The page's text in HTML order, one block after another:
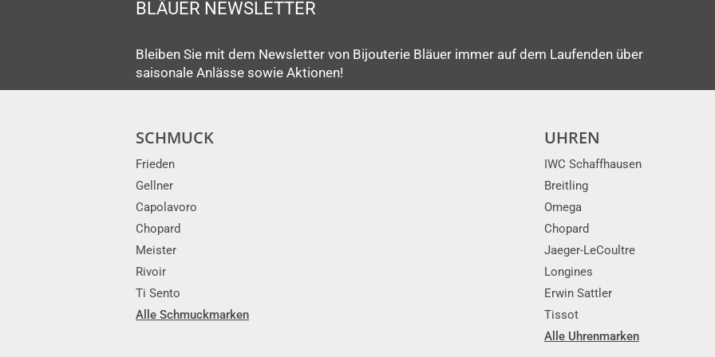
BLÄUER NEWSLETTER
Bleiben Sie mit dem Newsletter von Bijouterie Bläuer immer auf dem Laufenden über
saisonale Anlässe sowie Aktionen!
SCHMUCK
Frieden
Gellner
Capolavoro
Chopard
Meister
Rivoir
Ti Sento
Alle Schmuckmarken
UHREN
IWC Schaffhausen
Breitling
Omega
Chopard
Jaeger-LeCoultre
Longines
Erwin Sattler
Tissot
Alle Uhrenmarken